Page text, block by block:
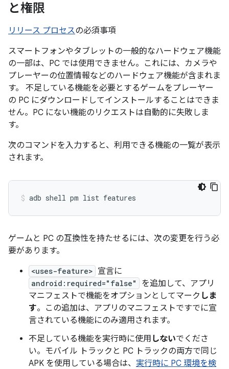
と権限
リリース プロセスの必須事項
スマートフォンやタブレットの一般的なハードウェア機能
の一部は、PC では使用できません。これには、カメラや
プレーヤーの位置情報などのハードウェア機能が含まれま
す。 不足している機能を必要とするゲームをプレーヤー
の PC にダウンロードしてインストールすることはできま
せん。PC にない機能のリクエストは自動的に失敗しま
す。
次のコマンドを入力すると、利用できる機能の一覧が表示
されます。
adb shell pm list features
ゲームと PC の互換性を持たせるには、次の変更を行う必
要があります。
<uses-feature> 宣言に
android:required="false"
を追加して、アプリ
マニフェストで機能をオプションとしてマーク しま
す。この追加は、アプリのマニフェストですでに宣
言されている機能にのみ適用されます。
不足している機能を実行時に使用 しないでくださ
い。モバイル トラックと PC トラックの両方で同じ
APK を使用している場合は、 実行時に PC 環境を検